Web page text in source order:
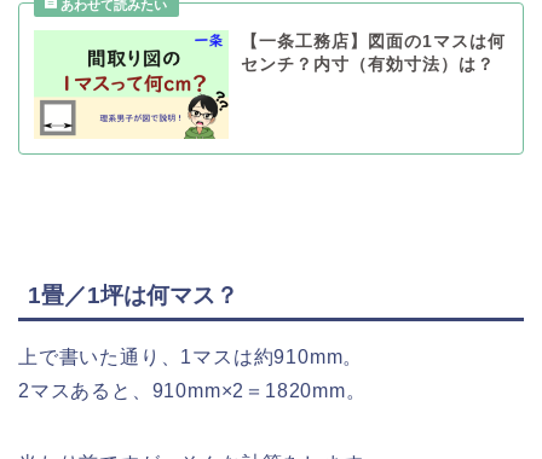
【一条工務店】図面の1マスは何
センチ？内寸（有効寸法）は？
1畳／1坪は何マス？
上で書いた通り、1マスは約910mm。
2マスあると、910mm×2＝1820mm。